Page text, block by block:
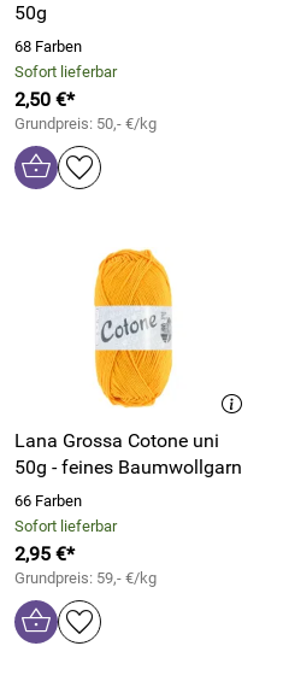
50g
68 Farben
Sofort lieferbar
2,50 €*
Grundpreis: 50,- €/kg
Lana Grossa Cotone uni
50g - feines Baumwollgarn
66 Farben
Sofort lieferbar
2,95 €*
Grundpreis: 59,- €/kg